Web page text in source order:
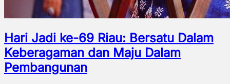
Hari Jadi ke-69 Riau: Bersatu Dalam
Keberagaman dan Maju Dalam
Pembangunan